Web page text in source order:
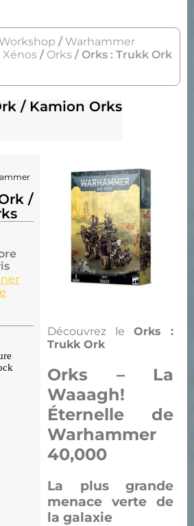
/ Warhammer
/ Orks / Orks : Trukk Ork
/ Kamion Orks
Découvrez le Orks :
Trukk Ork
Orks – La
Waaagh!
Éternelle de
Warhammer
40,000
La plus grande
menace verte de
la galaxie
/